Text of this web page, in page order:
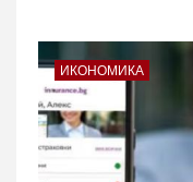
ИКОНОМИКА